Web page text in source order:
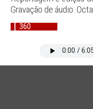
Gravação de áudio:
360